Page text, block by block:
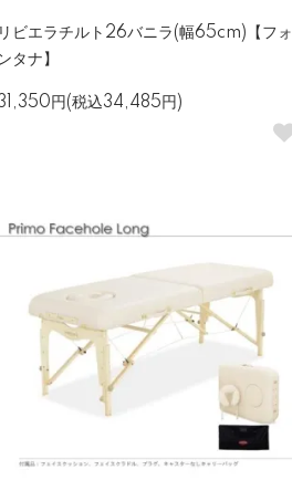
リビエラチルト26バニラ(幅65cm)【フォ
ンタナ】
円(税込34,485円)